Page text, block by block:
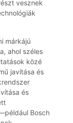
vesznek
márkájú
ahol széles
közé
javítása és
és
Bosch